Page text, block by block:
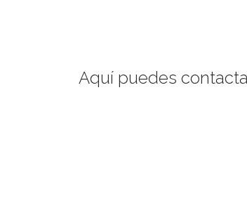
Aquí puedes